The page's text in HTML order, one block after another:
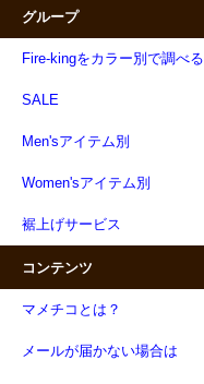
グループ
Fire-kingをカラー別で調べる
SALE
Men'sアイテム別
Women'sアイテム別
裾上げサービス
コンテンツ
マメチコとは？
メールが届かない場合は